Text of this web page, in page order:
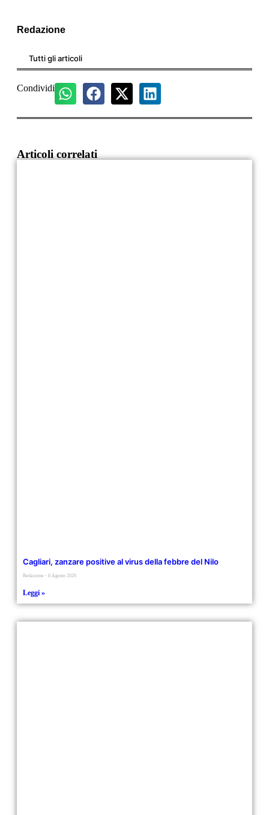
Redazione
Tutti gli articoli
Condividi
Articoli correlati
Cagliari, zanzare positive al virus della febbre del Nilo
Redazione 6 Agosto 2026
Leggi »